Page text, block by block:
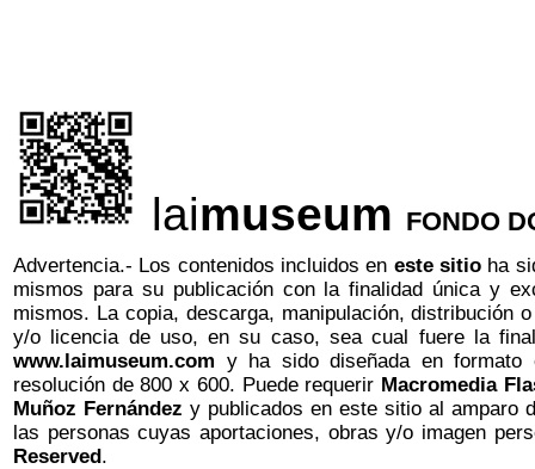
laimuseum FONDO
Advertencia.- Los contenidos incluidos en este sitioha
mismos para su publicación con la finalidad única y
mismos. La copia, descarga, manipulación, distribución
y/o licencia de uso, en su caso, sea cual fuere la
www.laimuseum.com y ha sido diseñada en
resolución de 800 x 600. Puede requerir Macromedia
Muñoz Fernández y publicados en este sitio al amparo
las personas cuyas aportaciones, obras y/o imagen
Reserved.